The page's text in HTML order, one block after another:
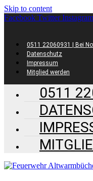
Skip to content
Facebook Twitter Instagram
0511 22060931 | Bei
Datenschutz
Impressum
Mitglied werden
0511